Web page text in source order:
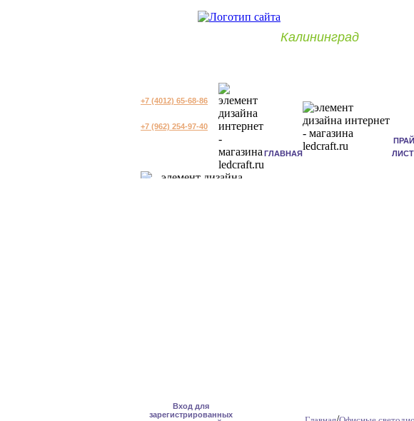
Калининград
+7 (4012) 65-68-86
+7 (962) 254-97-40
ГЛАВНАЯ
Вход для
зарегистрированных